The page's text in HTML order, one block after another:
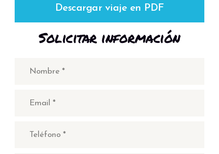
Descargar viaje en PDF
Solicitar información